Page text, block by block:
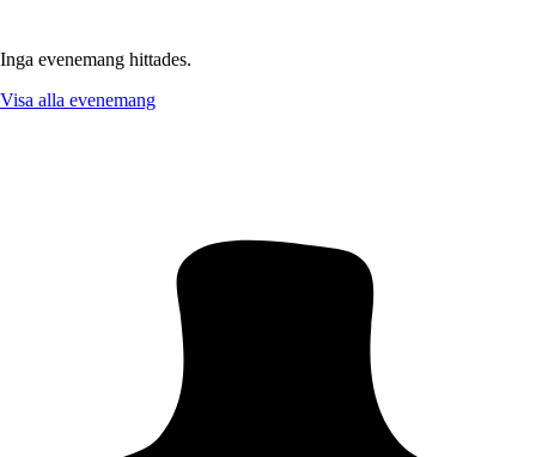
Inga evenemang hittades.
Visa alla evenemang